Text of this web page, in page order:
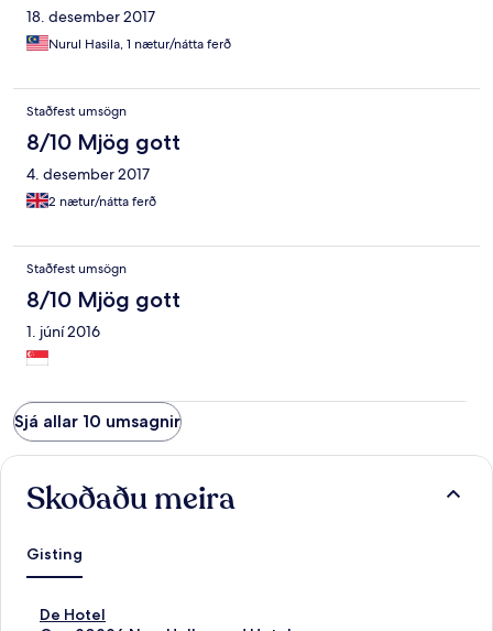
18. desember 2017
Nurul Hasila, 1 nætur/nátta ferð
Staðfest umsögn
8/10 Mjög gott
4. desember 2017
2 nætur/nátta ferð
Staðfest umsögn
8/10 Mjög gott
1. júní 2016
Sjá allar 10 umsagnir
Skoðaðu meira
Gisting
De Hotel
H